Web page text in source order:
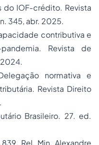
do IOF-crédito. Revista
345, abr. 2025.
contributiva e
Revista de
2024.
normativa e
Revista Direito
Brasileiro. 27. ed.